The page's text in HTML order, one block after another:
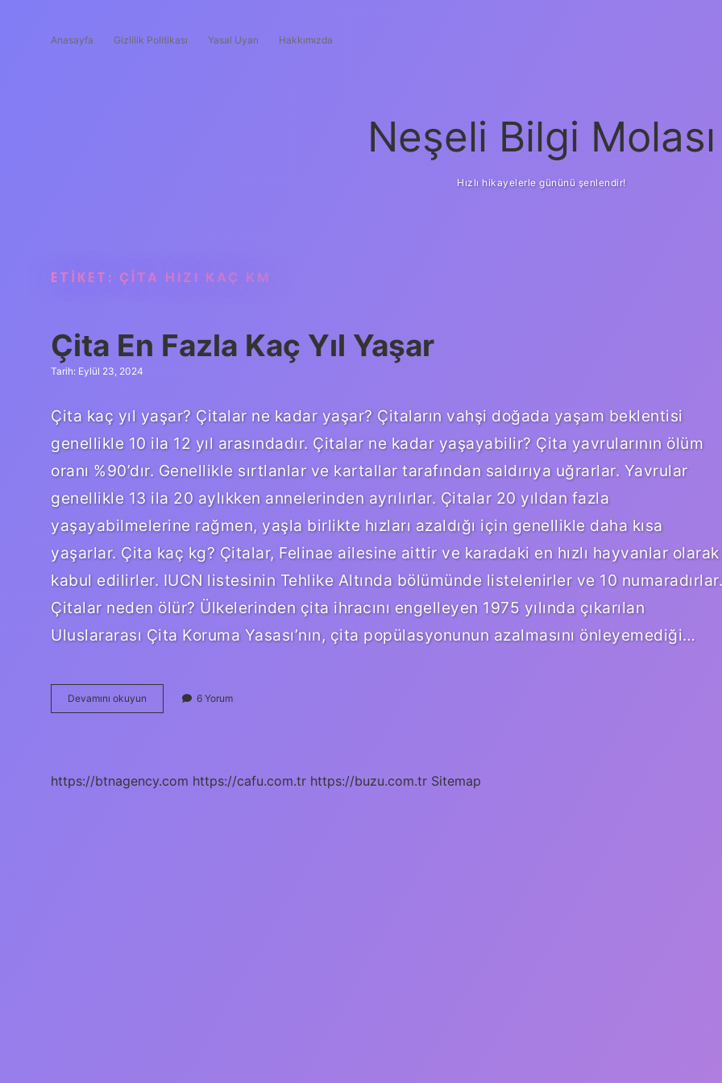
Anasayfa Gizlilik Politikası Yasal Uyarı Hakkımızda
Neşeli Bilgi Molası
Hızlı hikayelerle gününü şenlendir!
ETIKET: ÇITA HIZI KAÇ KM
Çita En Fazla Kaç Yıl Yaşar
Tarih: Eylül 23, 2024
Çita kaç yıl yaşar? Çitalar ne kadar yaşar? Çitaların vahşi doğada yaşam beklentisi
genellikle 10 ila 12 yıl arasındadır. Çitalar ne kadar yaşayabilir? Çita yavrularının ölüm
oranı %90’dır. Genellikle sırtlanlar ve kartallar tarafından saldırıya uğrarlar. Yavrular
genellikle 13 ila 20 aylıkken annelerinden ayrılırlar. Çitalar 20 yıldan fazla
yaşayabilmelerine rağmen, yaşla birlikte hızları azaldığı için genellikle daha kısa
yaşarlar. Çita kaç kg? Çitalar, Felinae ailesine aittir ve karadaki en hızlı hayvanlar olarak
kabul edilirler. IUCN listesinin Tehlike Altında bölümünde listelenirler ve 10 numaradırlar.
Çitalar neden ölür? Ülkelerinden çita ihracını engelleyen 1975 yılında çıkarılan
Uluslararası Çita Koruma Yasası’nın, çita popülasyonunun azalmasını önleyemediği…
Devamını okuyun
En
6 Yorum
https://btnagency.com https://cafu.com.tr https://buzu.com.tr Sitemap